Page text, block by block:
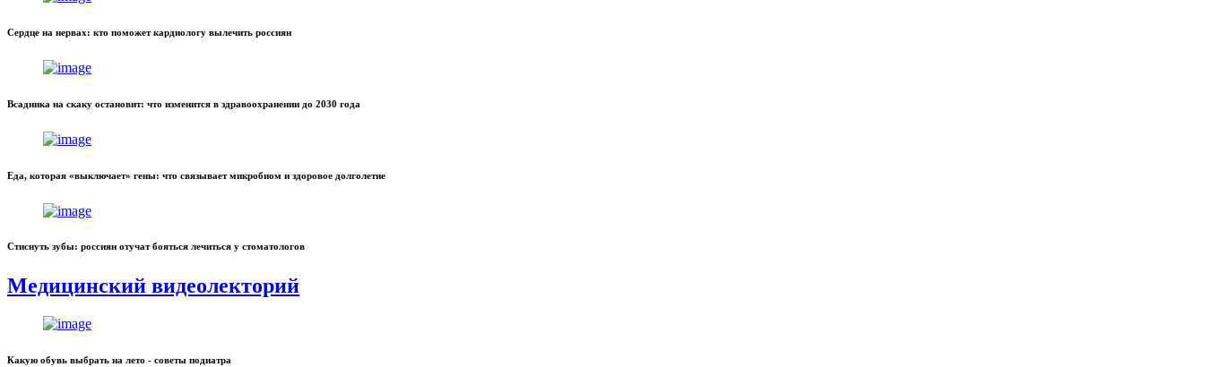
Сердце на нервах: кто поможет кардиологу вылечить россиян
Всадника на скаку остановит: что изменится в здравоохранении до 2030 года
Еда, которая «выключает» гены: что связывает микробиом и здоровое долголетие
Стиснуть зубы: россиян отучат бояться лечиться у стоматологов
Медицинский видеолекторий
Какую обувь выбрать на лето - советы подиатра